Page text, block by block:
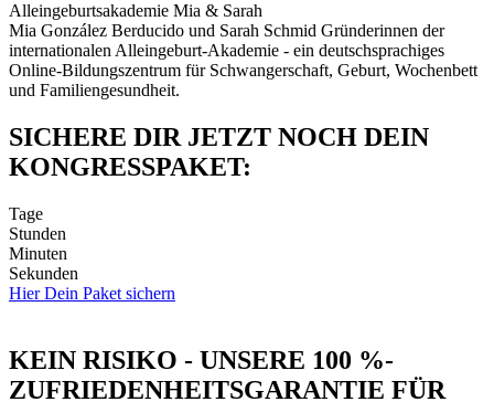
Alleingeburtsakademie Mia & Sarah
Mia González Berducido und Sarah Schmid Gründerinnen der
internationalen Alleingeburt-Akademie - ein deutschsprachiges
Online-Bildungszentrum für Schwangerschaft, Geburt, Wochenbett
und Familiengesundheit.
SICHERE DIR JETZT NOCH DEIN
KONGRESSPAKET:
Tage
Stunden
Minuten
Sekunden
Hier Dein Paket sichern
KEIN RISIKO - UNSERE 100 %-
ZUFRIEDENHEITS­GARANTIE FÜR